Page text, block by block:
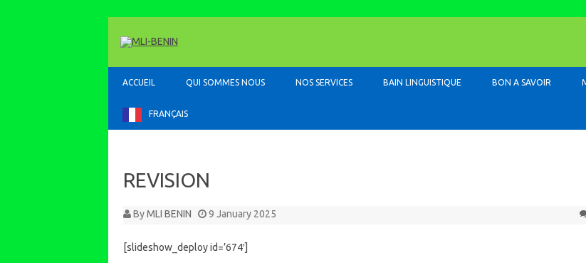
ACCUEIL QUI SOMMES NOUS NOS SERVICES BAIN LINGUISTIQUE BON A SAVOIR
FRANÇAIS
REVISION
By MLI BENIN 9 January 2025
[slideshow_deploy id=’674′]